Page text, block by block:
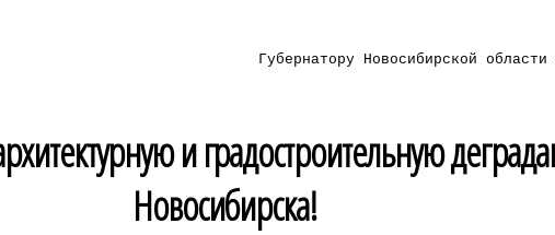
Губернатору Новосибирской
и градостроительную
Новосибирска!